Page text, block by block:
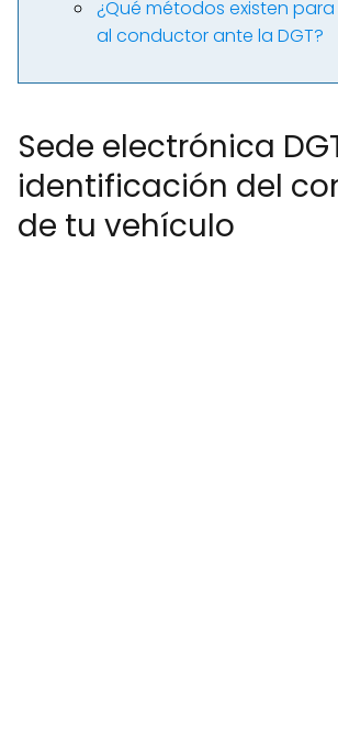
¿Qué métodos existen
al conductor ante la DGT?
Sede electrónica
identificación del
de tu vehículo